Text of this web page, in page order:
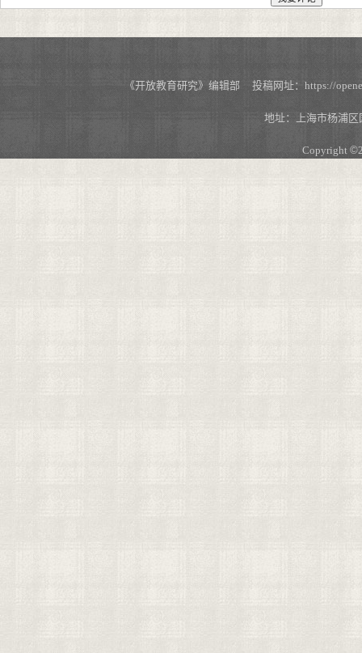
《开放教育研究》编辑部 投稿网址：https://
地址：上海市杨浦
Copyright ©